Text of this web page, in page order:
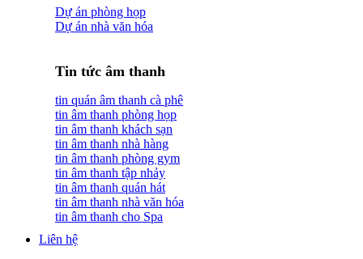
Dự án phòng họp
Dự án nhà văn hóa
Tin tức âm thanh
tin quán âm thanh cà phê
tin âm thanh phòng họp
tin âm thanh khách sạn
tin âm thanh nhà hàng
tin âm thanh phòng gym
tin âm thanh tập nhảy
tin âm thanh quán hát
tin âm thanh nhà văn hóa
tin âm thanh cho Spa
Liên hệ